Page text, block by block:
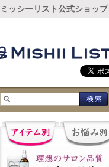
ミッシーリスト公式ショップ